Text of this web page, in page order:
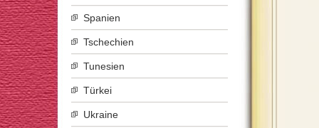
Spanien
Tschechien
Tunesien
Türkei
Ukraine